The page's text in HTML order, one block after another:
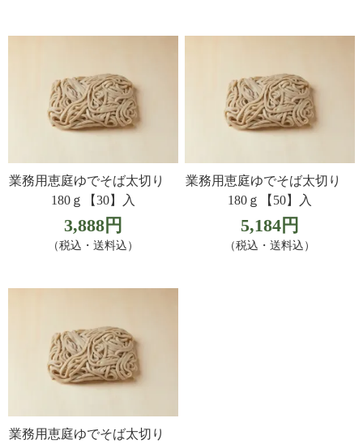
業務用恵庭ゆでそば太切り
180ｇ【30】入
3,888円
（税込・送料込）
業務用恵庭ゆでそば太切り
180ｇ【50】入
5,184円
（税込・送料込）
業務用恵庭ゆでそば太切り